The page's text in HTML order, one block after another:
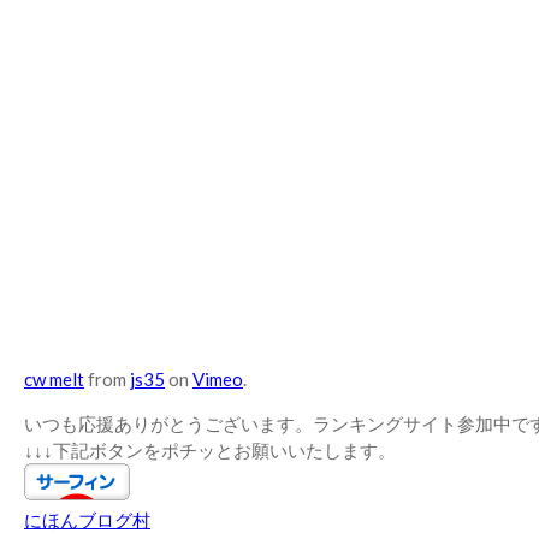
cw meltfrom js35 on Vimeo.
いつも応援ありがとうございます。ランキングサイト参加中で
↓↓↓下記ボタンをポチッとお願いいたします。
にほんブログ村